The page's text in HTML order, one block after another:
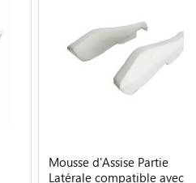
Mousse d'Assise Partie
Latérale compatible avec